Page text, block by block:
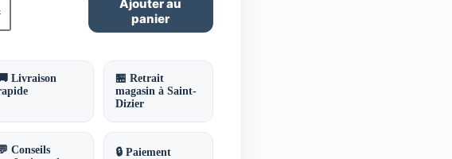
Ajouter au
panier
Livraison
🏪 Retrait
magasin à Saint-
Dizier
Conseils
🔒 Paiement